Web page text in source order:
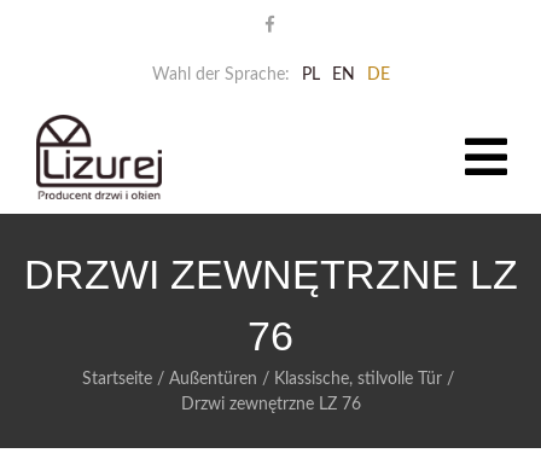
Wahl der Sprache: PL EN DE
DRZWI ZEWNĘTRZNE LZ
76
Startseite / Außentüren / Klassische, stilvolle Tür /
Drzwi zewnętrzne LZ 76